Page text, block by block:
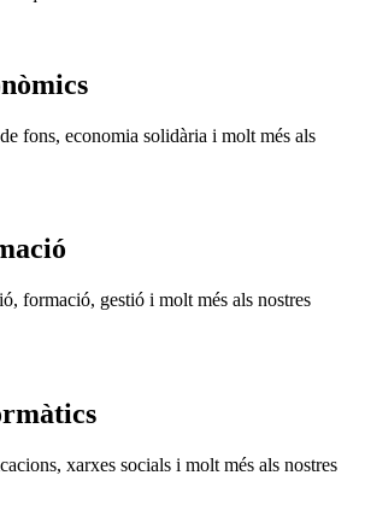
fons, economia solidària i molt més als
formació, gestió i molt més als nostres
xarxes socials i molt més als nostres